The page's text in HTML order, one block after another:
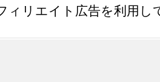
ィリエイト広告を利用し